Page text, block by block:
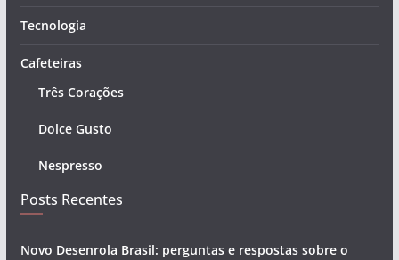
Tecnologia
Cafeteiras
Três Corações
Dolce Gusto
Nespresso
Posts Recentes
Novo Desenrola Brasil: perguntas e respostas sobre o